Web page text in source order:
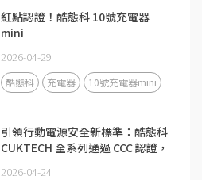
紅點認證！酷態科 10號充電器
mini
2026-04-29
酷態科 充電器 10號充電器mini
引領行動電源安全新標準：酷態科
CUKTECH 全系列通過 CCC 認證，
守護全球跨境通關安全
2026-04-24